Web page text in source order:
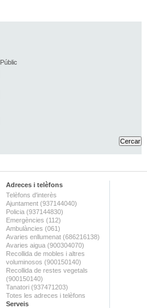
Públic
Adreces i telèfons
Telèfons d'interès
Ajuntament (937144040)
Policia (937144830)
Emergències (112)
Ambulàncies (061)
Avaries enllumenat (686216138)
Avaries aigua (900304070)
Recollida de mobles i altres
voluminosos (900150140)
Recollida de restes vegetals
(900150140)
Tanatori (937471203)
Totes les adreces i telèfons
Serveis